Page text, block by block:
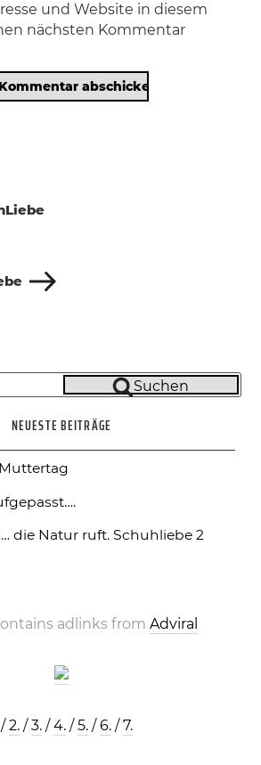
und Website in diesem
nächsten Kommentar
Suchen
NEUESTE BEITRÄGE
die Natur ruft. Schuhliebe 2
adlinks fromAdviral
/2. /3. /4. /5. /6. /7.